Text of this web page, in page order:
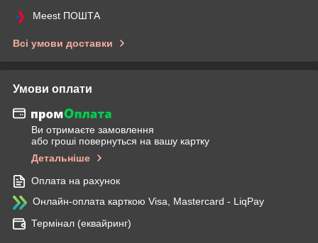
Meest ПОШТА
Всі умови доставки
Умови оплати
Ви отримаєте замовлення
або гроші повернуться на вашу картку
Детальніше
Оплата на рахунок
Онлайн-оплата карткою Visa, Mastercard - LiqPay
Термінал (еквайринг)